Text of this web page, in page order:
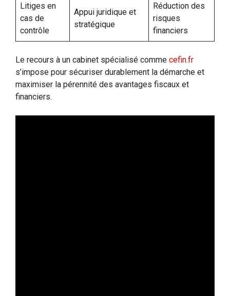
Litiges en
cas de
contrôle
Appui juridique et
stratégique
Réduction des
risques
financiers
Le recours à un cabinet spécialisé comme cefin.fr
s’impose pour sécuriser durablement la démarche et
maximiser la pérennité des avantages fiscaux et
financiers.